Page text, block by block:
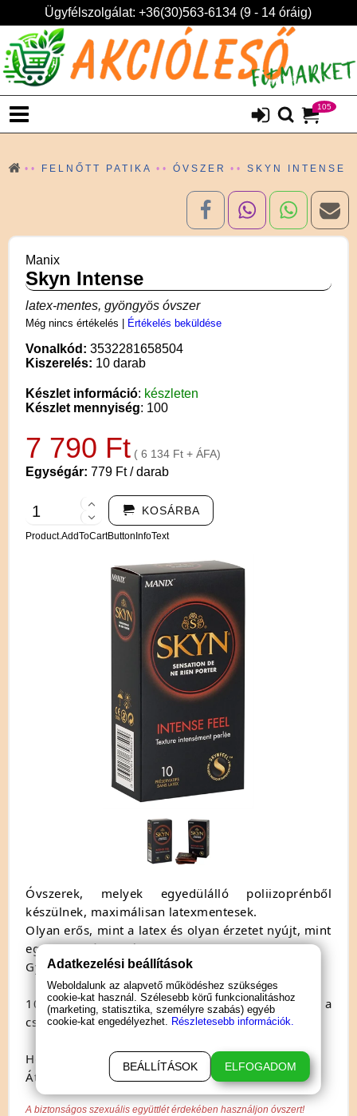
Ügyfélszolgálat: +36(30)563-6134 (9 - 14 óráig)
105
FELNŐTT PATIKA ÓVSZER SKYN INTENSE
Manix
Skyn Intense
latex-mentes, gyöngyös óvszer
Még nincs értékelés Értékelés beküldése
Vonalkód: 3532281658504
Kiszerelés: 10 darab
Készlet információ: készleten
Készlet mennyiség: 100
7 790 Ft ( 6 134 Ft + ÁFA)
Egységár: 779 Ft / darab
KOSÁRBA
Product.AddToCartButtonInfoText
Óvszerek, melyek egyedülálló poliizoprénből
készülnek, maximálisan latexmentesek.
Olyan erős, mint a latex és olyan érzetet nyújt, mint
egy extra vékony óvszer.
Gyöngyös felszínnel.
10db, síkosított, ondótartállyal ellátott óvszer a
csomagban.
Hossz: 19cm.
Átmérő: 56mm.
A biztonságos szexuális együttlét érdekében használjon óvszert!
Adatkezelési beállítások
Weboldalunk az alapvető működéshez szükséges
cookie-kat használ. Szélesebb körű funkcionalitáshoz
(marketing, statisztika, személyre szabás) egyéb
cookie-kat engedélyezhet. Részletesebb információk.
BEÁLLÍTÁSOK ELFOGADOM